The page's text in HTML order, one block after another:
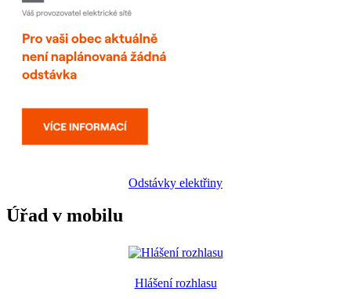
Odstávky elektřiny
Úřad v mobilu
Hlášení rozhlasu